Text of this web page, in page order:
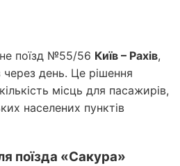
поїзд №55/56 Київ – Рахів,
день. Це рішення
місць для пасажирів,
населених пунктів
поїзда «Сакура»